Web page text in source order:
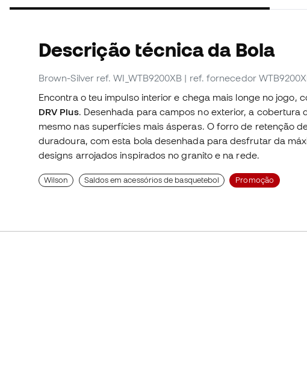
Descrição técnica da Bola
Brown-Silver ref. WI_WTB9200XB | ref. fornecedor
Encontra o teu impulso interior e chega mais longe no jogo,
DRV Plus. Desenhada para campos no exterior, a
mesmo nas superfícies mais ásperas. O forro de retenção
duradoura, com esta bola desenhada para desfrutar da
designs arrojados inspirados no granito e na rede.
Wilson Saldos em acessórios de basquetebol Promoção